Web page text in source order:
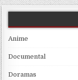
Anime
Documental
Doramas